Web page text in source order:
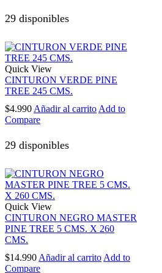
29 disponibles
Quick View
CINTURON VERDE PINE
TREE 245 CMS.
$4.990 Añadir al carrito Add to
Compare
29 disponibles
Quick View
CINTURON NEGRO MASTER
PINE TREE 5 CMS. X 260
CMS.
$14.990 Añadir al carrito Add to
Compare